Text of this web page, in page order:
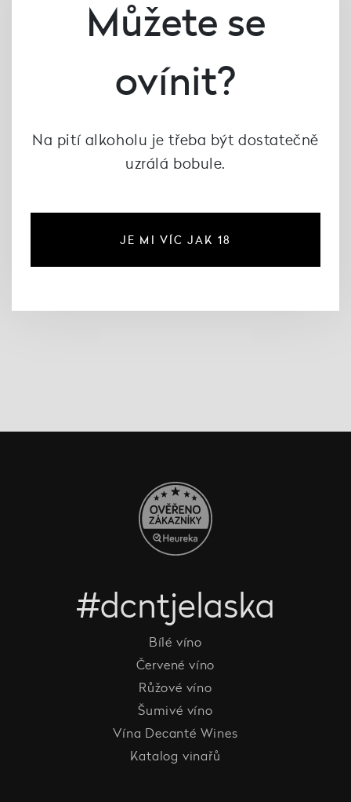
Sauvignon Stříbrný
#dcntjelaska
Bílé víno
Červené víno
Růžové víno
Šumivé víno
Vína Decanté Wines
Katalog vinařů
Můžete se
ovínit?
Na pití alkoholu je třeba být dostatečně
uzrálá bobule.
JE MI VÍC JAK 18